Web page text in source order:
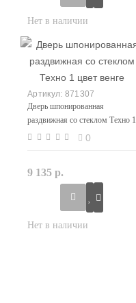
871307
Дверь шпонированная
раздвижная со стеклом Техно 1
цвет венге
0
9 135 р.